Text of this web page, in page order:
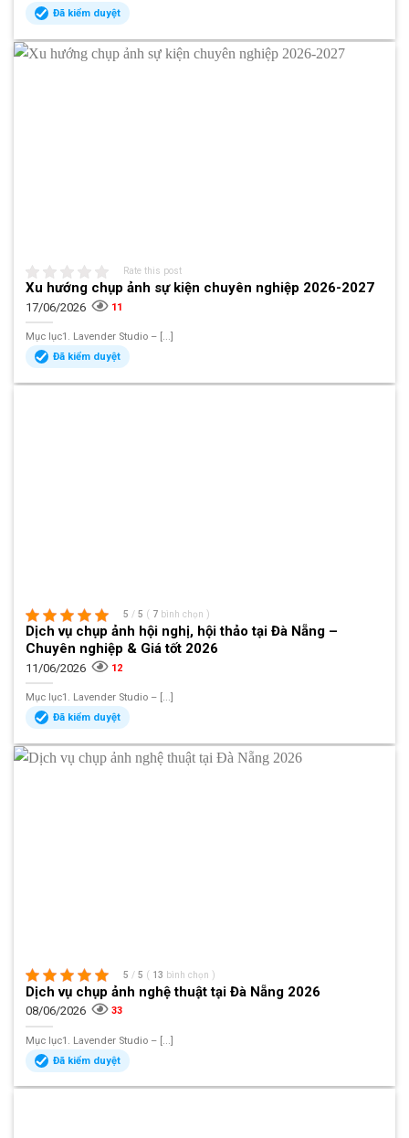
Đã kiểm duyệt
Rate this post
Xu hướng chụp ảnh sự kiện chuyên nghiệp 2026-2027
17/06/2026 11
Mục lục1. Lavender Studio – [...]
Đã kiểm duyệt
5 / 5 ( 7 bình chọn )
Dịch vụ chụp ảnh hội nghị, hội thảo tại Đà Nẵng –
Chuyên nghiệp & Giá tốt 2026
11/06/2026 12
Mục lục1. Lavender Studio – [...]
Đã kiểm duyệt
5 / 5 ( 13 bình chọn )
Dịch vụ chụp ảnh nghệ thuật tại Đà Nẵng 2026
08/06/2026 33
Mục lục1. Lavender Studio – [...]
Đã kiểm duyệt